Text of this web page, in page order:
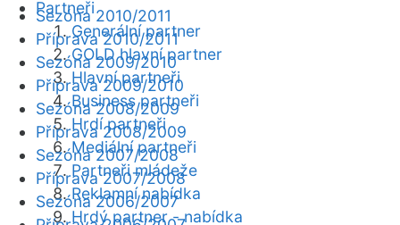
Partneři
Generální partner
GOLD hlavní partner
Hlavní partneři
Business partneři
Hrdí partneři
Mediální partneři
Partneři mládeže
Reklamní nabídka
Hrdý partner - nabídka
Sezóna 2010/2011
Příprava 2010/2011
Sezóna 2009/2010
Příprava 2009/2010
Sezóna 2008/2009
Příprava 2008/2009
Sezóna 2007/2008
Příprava 2007/2008
Sezóna 2006/2007